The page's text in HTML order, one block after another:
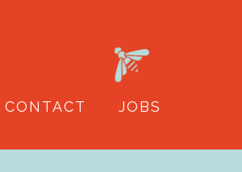
CONTACT JOBS